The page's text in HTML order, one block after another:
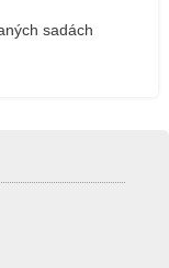
sadách